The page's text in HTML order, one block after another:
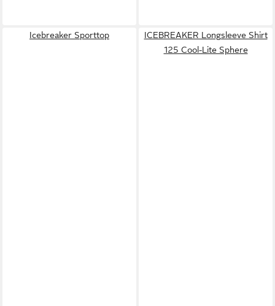
Icebreaker Sporttop
ICEBREAKER Longsleeve Shirt
125 Cool-Lite Sphere